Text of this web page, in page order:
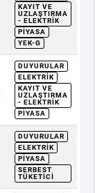
KAYIT VE
UZLAŞTIRMA
- ELEKTRIK
PIYASA
YEK-G
DUYURULAR
ELEKTRIK
KAYIT VE
UZLAŞTIRMA
- ELEKTRIK
PIYASA
DUYURULAR
ELEKTRIK
PIYASA
SERBEST
TÜKETICI